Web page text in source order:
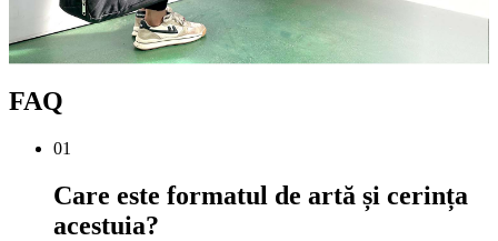
FAQ
01
Care este formatul de artă și cerința
acestuia?